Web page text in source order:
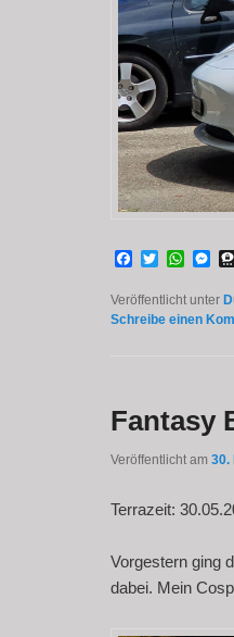
Facebook
Twitter
Veröffentlicht unter
Schreibe einen
Fantasy
Veröffentlicht am30.
Terrazeit:
Vorgestern ging
dabei. Mein